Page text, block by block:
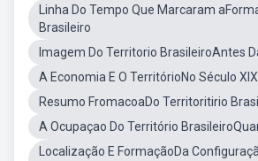
Linha Do Tempo Que Marcaram
Brasileiro
Imagem Do Territorio BrasileiroAntes
A Economia E O TerritórioNo Século XIX
Resumo FromacoaDo Territoritirio
A Ocupaçao Do Território
Localização E FormaçãoDa